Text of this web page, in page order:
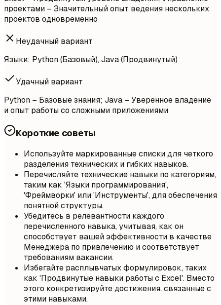
проектами – Значительный опыт ведения нескольких
проектов одновременно
Неудачный вариант
Языки: Python (Базовый), Java (Продвинутый)
Удачный вариант
Python – Базовые знания; Java – Уверенное владение
и опыт работы со сложными приложениями
Короткие советы
Используйте маркированные списки для четкого
разделения технических и гибких навыков.
Перечисляйте технические навыки по категориям,
таким как 'Языки программирования',
'Фреймворки' или 'Инструменты', для обеспечения
понятной структуры.
Убедитесь в релевантности каждого
перечисленного навыка, учитывая, как он
способствует вашей эффективности в качестве
Менеджера по привлечению и соответствует
требованиям вакансии.
Избегайте расплывчатых формулировок, таких
как 'Продвинутые навыки работы с Excel'. Вместо
этого конкретизируйте достижения, связанные с
этими навыками.